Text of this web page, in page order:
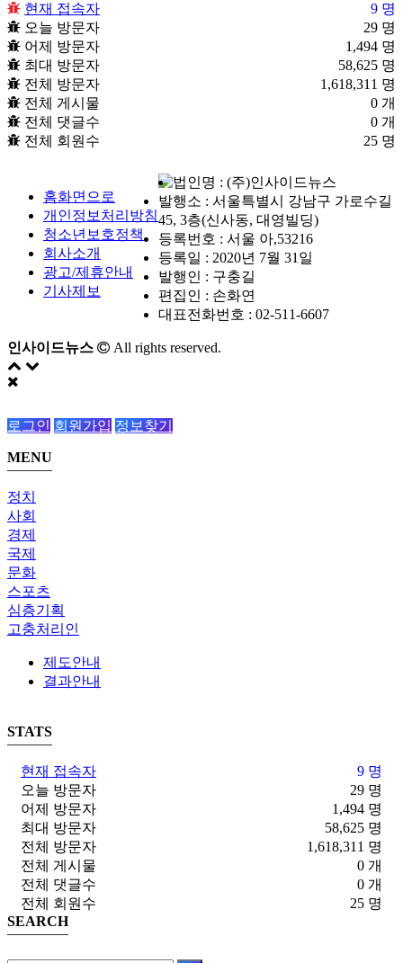
현재 접속자
9 명
오늘 방문자
29 명
어제 방문자
1,494 명
최대 방문자
58,625 명
전체 방문자
1,618,311 명
전체 게시물
0 개
전체 댓글수
0 개
전체 회원수
25 명
홈화면으로
개인정보처리방침
청소년보호정책
회사소개
광고/제휴안내
기사제보
법인명 : (주)인사이드뉴스
발행소 : 서울특별시 강남구 가로수길
45, 3층(신사동, 대영빌딩)
등록번호 : 서울 아,53216
등록일 : 2020년 7월 31일
발행인 : 구충길
편집인 : 손화연
대표전화번호 : 02-511-6607
인사이드뉴스 All rights reserved.
로그인 회원가입 정보찾기
MENU
정치
사회
경제
국제
문화
스포츠
심층기획
고충처리인
제도안내
결과안내
STATS
9 명
현재 접속자
29 명
오늘 방문자
1,494 명
어제 방문자
58,625 명
최대 방문자
1,618,311 명
전체 방문자
0 개
전체 게시물
0 개
전체 댓글수
25 명
전체 회원수
SEARCH